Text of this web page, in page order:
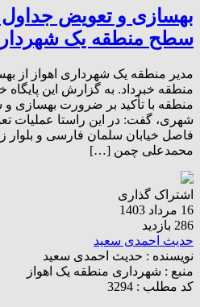
بهسازی و تعویض جداول
سطح منطقه یک
مدیر منطقه یک شهرداری اهواز از
منطقه خبرداد. به گزارش این
منطقه با تأکید بر ضرورت بهسازی
شهری، گفت: در این راستا عملیات
فاصل خیابان سلمان فارسی و بلوار
محمدعلی چمن […]
اشتراک گذاری
16 مرداد 1403
286 بازدید
حدیث احمدی سعید
نویسنده : حدیث احمدی سعید
منبع : شهرداری منطقه یک اهواز
کد مطلب : 3294